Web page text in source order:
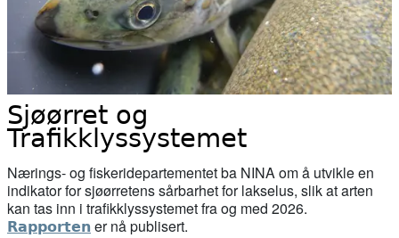
Sjøørret og
Trafikklyssystemet
Nærings- og fiskeridepartementetba NINAom å utvikle en
indikator for sjøørretens sårbarhet for lakselus, slik at arten
kan tas inn i trafikklyssystemet fra og med 2026.
Rapporten er nå publisert.